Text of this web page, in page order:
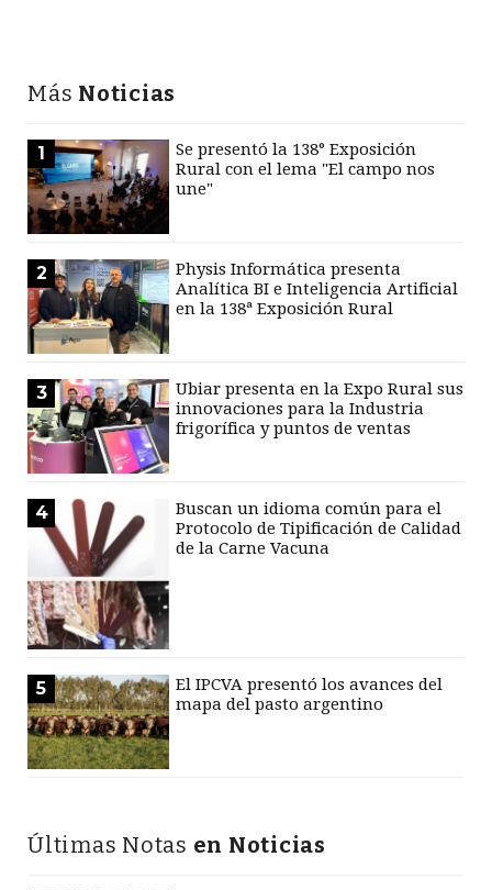
Más Noticias
1
Se presentó la 138° Exposición
Rural con el lema "El campo nos
une"
2
Physis Informática presenta
Analítica BI e Inteligencia Artificial
en la 138ª Exposición Rural
3
Ubiar presenta en la Expo Rural sus
innovaciones para la Industria
frigorífica y puntos de ventas
4
Buscan un idioma común para el
Protocolo de Tipificación de Calidad
de la Carne Vacuna
5
El IPCVA presentó los avances del
mapa del pasto argentino
Últimas Notas en Noticias